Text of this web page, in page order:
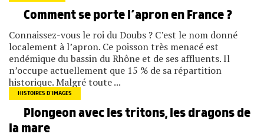
Comment se porte l’apron en France ?
Connaissez-vous le roi du Doubs ? C’est le nom donné
localement à l’apron. Ce poisson très menacé est
endémique du bassin du Rhône et de ses affluents. Il
n’occupe actuellement que 15 % de sa répartition
historique. Malgré toute ...
HISTOIRES D’IMAGES
Plongeon avec les tritons, les dragons de
la mare